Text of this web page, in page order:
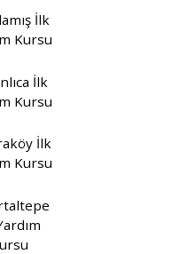
İlk
Kursu
İlk
Kursu
İlk
Kursu